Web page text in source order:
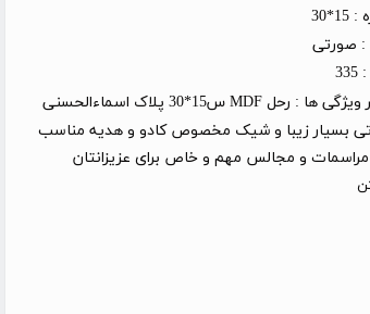
:
15*30
: صورتی
:
335
ویژگی ها :
رحل MDF س15*30 پلاک اسماءالحسنی
بسیار زیبا و شیک مخصوص کادو و هدیه مناسب
مراسمات و مجالس مهم و خاص برای عزیزانتان